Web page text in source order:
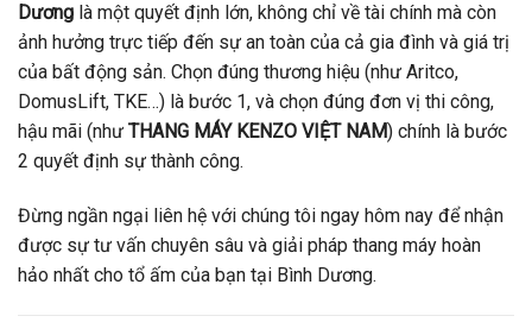
Dương là một quyết định lớn, không chỉ về tài chính mà còn
ảnh hưởng trực tiếp đến sự an toàn của cả gia đình và giá trị
của bất động sản. Chọn đúng thương hiệu (như Aritco,
DomusLift, TKE…) là bước 1, và chọn đúng đơn vị thi công,
hậu mãi (như THANG MÁY KENZO VIỆT NAM) chính là bước
2 quyết định sự thành công.
Đừng ngần ngại liên hệ với chúng tôi ngay hôm nay để nhận
được sự tư vấn chuyên sâu và giải pháp thang máy hoàn
hảo nhất cho tổ ấm của bạn tại Bình Dương.